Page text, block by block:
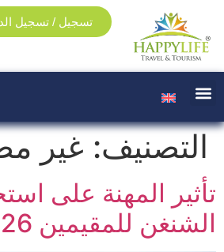
تسجيل / تسجيل
التصنيف: غير
تأثير المهنة على
الشنغن للمقيمين 2026